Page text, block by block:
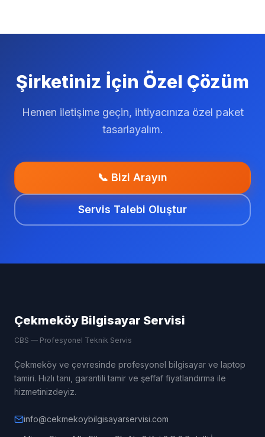
Şirketiniz İçin Özel Çözüm
Hemen iletişime geçin, ihtiyacınıza özel paket
tasarlayalım.
📞 Bizi Arayın
Servis Talebi Oluştur
Çekmeköy Bilgisayar Servisi
CBS — Profesyonel Teknik Servis
Çekmeköy ve çevresinde profesyonel bilgisayar ve laptop
tamiri. Hızlı tanı, garantili tamir ve şeffaf fiyatlandırma ile
hizmetinizdeyiz.
info@cekmekoybilgisayarservisi.com